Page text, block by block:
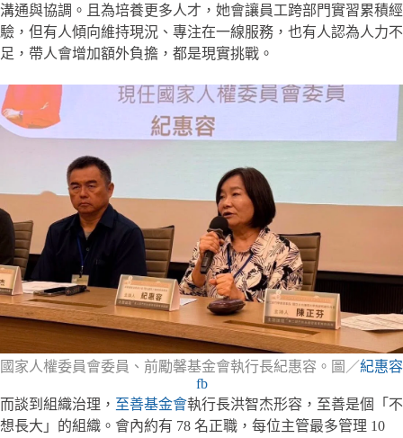
溝通與協調。且為培養更多人才，她會讓員工跨部門實習累積經
驗，但有人傾向維持現況、專注在一線服務，也有人認為人力不
足，帶人會增加額外負擔，都是現實挑戰。
國家人權委員會委員、前勵馨基金會執行長紀惠容。圖／紀惠容
fb
而談到組織治理， 至善基金會執行長洪智杰形容，至善是個「不
想長大」的組織。會內約有 78 名正職，每位主管最多管理 10